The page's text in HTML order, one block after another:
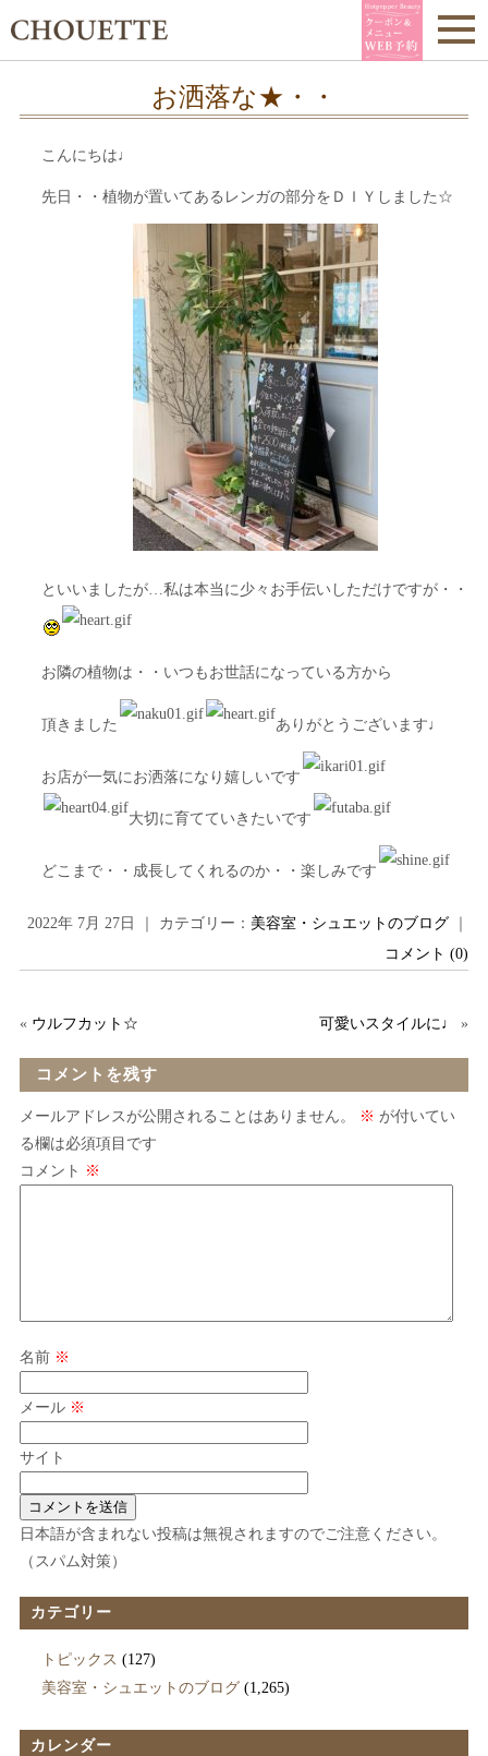
お洒落な★・・
こんにちは♩
先日・・植物が置いてあるレンガの部分をＤＩＹしました☆
といいましたが…私は本当に少々お手伝いしただけですが・・
お隣の植物は・・いつもお世話になっている方から
頂きました ありがとうございます♩
お店が一気にお洒落になり嬉しいです
大切に育てていきたいです
どこまで・・成長してくれるのか・・楽しみです
2022年 7月 27日 ｜ カテゴリー： 美容室・シュエットのブログ
コメント (0)
« ウルフカット☆ 可愛いスタイルに♩ »
コメントを残す
メールアドレスが公開されることはありません。 ※ が付いてい
る欄は必須項目です
コメント ※
名前 ※
メール ※
サイト
日本語が含まれない投稿は無視されますのでご注意ください。
（スパム対策）
カテゴリー
トピックス (127)
美容室・シュエットのブログ(1,265)
カレンダー